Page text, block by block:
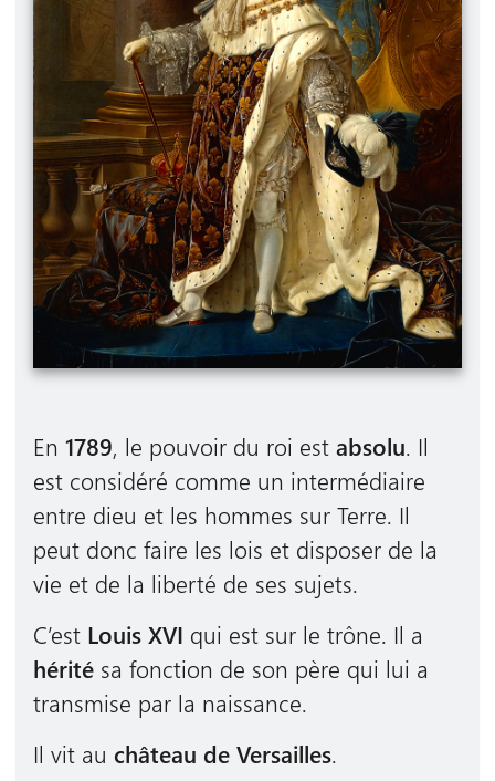
En 1789, le pouvoir du roi est absolu. Il
est considéré comme un intermédiaire
entre dieu et les hommes sur Terre. Il
peut donc faire les lois et disposer de la
vie et de la liberté de ses sujets.
C’est Louis XVI qui est sur le trône. Il a
hérité sa fonction de son père qui lui a
transmise par la naissance.
Il vit au château de Versailles.